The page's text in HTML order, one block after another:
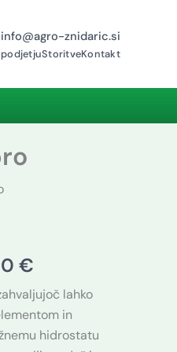
info@agro-znidaric.si
podjetjuStoritveKontakt
€cena
je:
3.199,90 €.
lahko
in
hidrostatu